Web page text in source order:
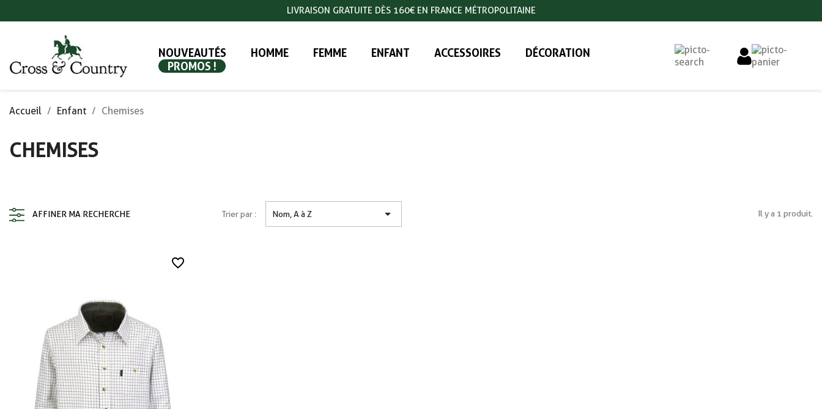
LIVRAISON GRATUITE DÈS 160€ EN FRANCE MÉTROPOLITAINE
NOUVEAUTÉS HOMME FEMME ENFANT ACCESSOIRES
DÉCORATION
PROMOS !
Accueil Enfant Chemises
CHEMISES
AFFINER MA RECHERCHE Trier par : Nom, A à Z  Il y a 1 produit.
favorite_border